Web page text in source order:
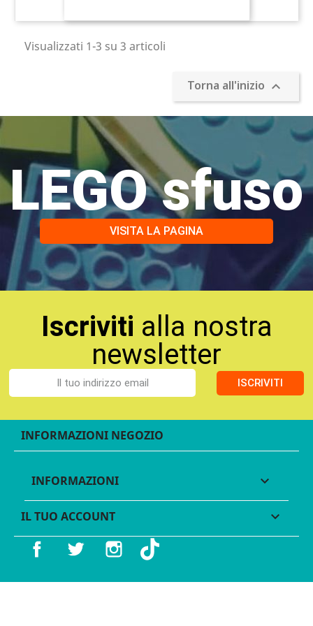
Visualizzati 1-3 su 3 articoli
Torna all'inizio 
LEGO sfuso
VISITA LA PAGINA
Iscriviti alla nostra
newsletter
ISCRIVITI
INFORMAZIONI NEGOZIO
INFORMAZIONI 
IL TUO ACCOUNT 
Facebook Twitter Instagram